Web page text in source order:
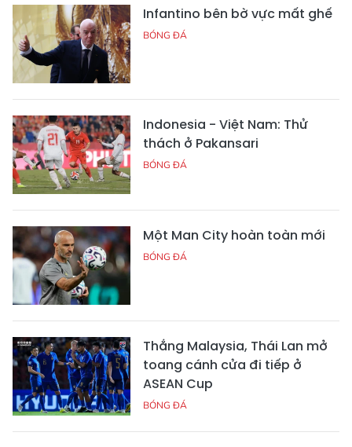
Infantino bên bờ vực mất ghế
BÓNG ĐÁ
Indonesia - Việt Nam: Thử
thách ở Pakansari
BÓNG ĐÁ
Một Man City hoàn toàn mới
BÓNG ĐÁ
Thắng Malaysia, Thái Lan mở
toang cánh cửa đi tiếp ở
ASEAN Cup
BÓNG ĐÁ